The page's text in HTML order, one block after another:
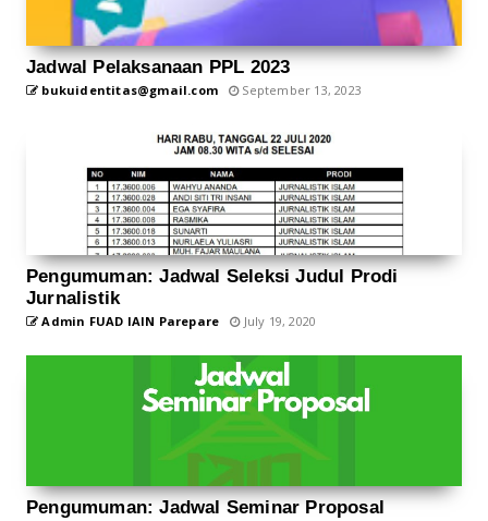
Jadwal Pelaksanaan PPL 2023
bukuidentitas@gmail.com September 13, 2023
Pengumuman: Jadwal Seleksi Judul Prodi
Jurnalistik
Admin FUAD IAIN Parepare July 19, 2020
Pengumuman: Jadwal Seminar Proposal